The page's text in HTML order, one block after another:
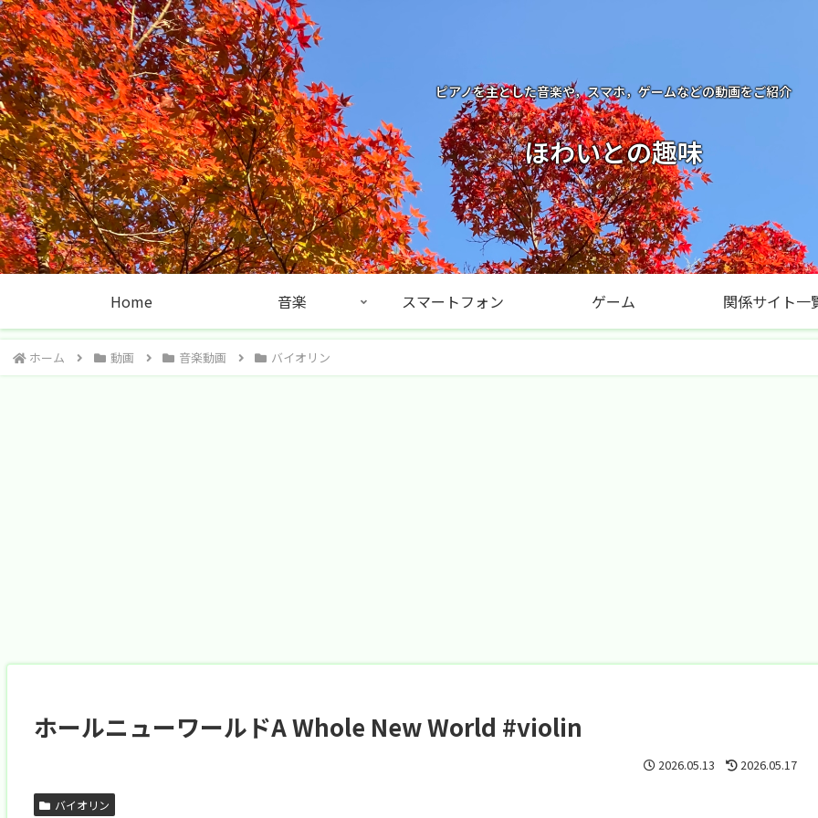
ピアノを主とした音楽や，スマホ，ゲームなどの動画をご紹介
ほわいとの趣味
Home 音楽 スマートフォン ゲーム 関係サイト一
ホーム 動画 音楽動画 バイオリン
ホールニューワールドA Whole New World #violin
2026.05.13 2026.05.17
バイオリン